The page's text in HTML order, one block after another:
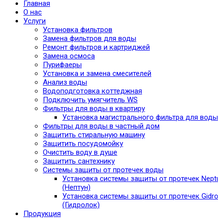
Главная
О нас
Услуги
Установка фильтров
Замена фильтров для воды
Ремонт фильтров и картриджей
Замена осмоса
Пурифаеры
Установка и замена смесителей
Анализ воды
Водоподготовка коттеджная
Подключить умягчитель WS
Фильтры для воды в квартиру
Установка магистрального фильтра для воды
Фильтры для воды в частный дом
Защитить стиральную машину
Защитить посудомойку
Очистить воду в душе
Защитить сантехнику
Системы защиты от протечек воды
Установка системы защиты от протечек
(Нептун)
Установка системы защиты от протечек
(Гидролок)
Продукция